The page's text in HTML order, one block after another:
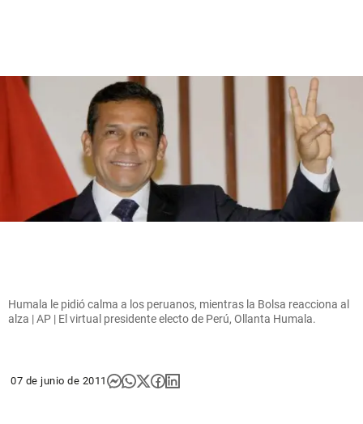
Humala le pidió calma a los peruanos, mientras la Bolsa reacciona al
alza | AP | El virtual presidente electo de Perú, Ollanta Humala.
07 de junio de 2011